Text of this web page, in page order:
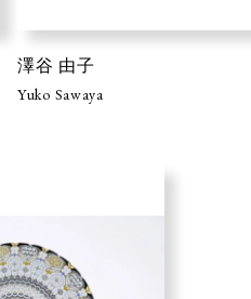
澤谷 由子
Yuko Sawaya